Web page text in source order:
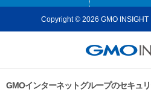
Copyright © 2026 GMO INSIGHT
GMOインターネットグループのセキュ